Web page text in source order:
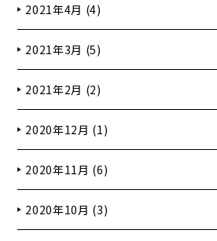
2021年4月 (4)
2021年3月 (5)
2021年2月 (2)
2020年12月 (1)
2020年11月 (6)
2020年10月 (3)